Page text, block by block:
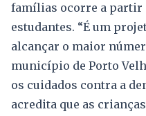
famílias ocorre a partir
estudantes. “É um
alcançar o maior
município de Porto
os cuidados contra a
acredita que as